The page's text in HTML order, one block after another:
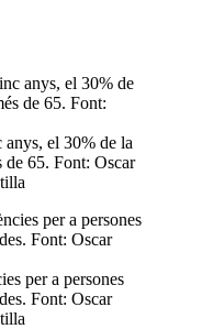
el 30% de la
de 65. Font: Oscar
per a persones
Font: Oscar